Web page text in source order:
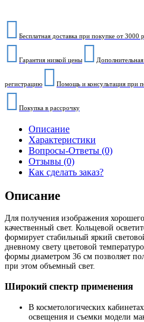
Бесплатная доставка при покупке от 3000 р.
Гарантия низкой цены
регистрацию Помощь и консультация при
Покупка в рассрочку
Описание
Характеристики
Вопросы-Ответы (0)
Отзывы (0)
Как сделать заказ?
Описание
Для получения изображения хорошего
качественный свет. Кольцевой
формирует стабильный яркий
дневному свету цветовой
формы диаметром 36 см позволяет
при этом объемный свет.
Широкий спектр применения
В косметологических
освещения и съемки модели